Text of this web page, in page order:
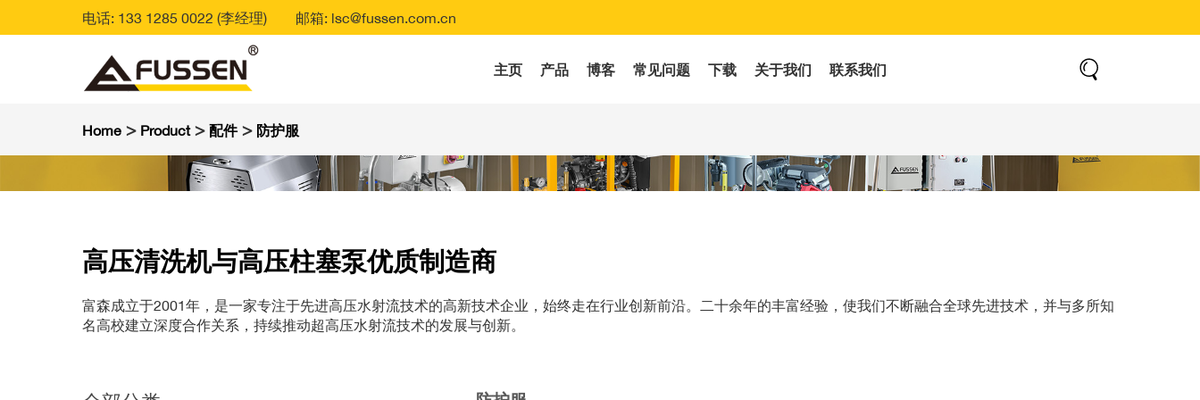
电话: 133 1285 0022 (李经理) 邮箱: lsc@fussen.com.cn
主页 产品 博客 常见问题 下载 关于我们 联系我们
Home > Product > 配件 > 防护服
高压清洗机与高压柱塞泵优质制造商
富森成立于2001年，是一家专注于先进高压水射流技术的高新技术企业，始终走在行业创新前沿。二十余年的丰富经验，使我们不断融合全球先进技术，并与多所知
名高校建立深度合作关系，持续推动超高压水射流技术的发展与创新。